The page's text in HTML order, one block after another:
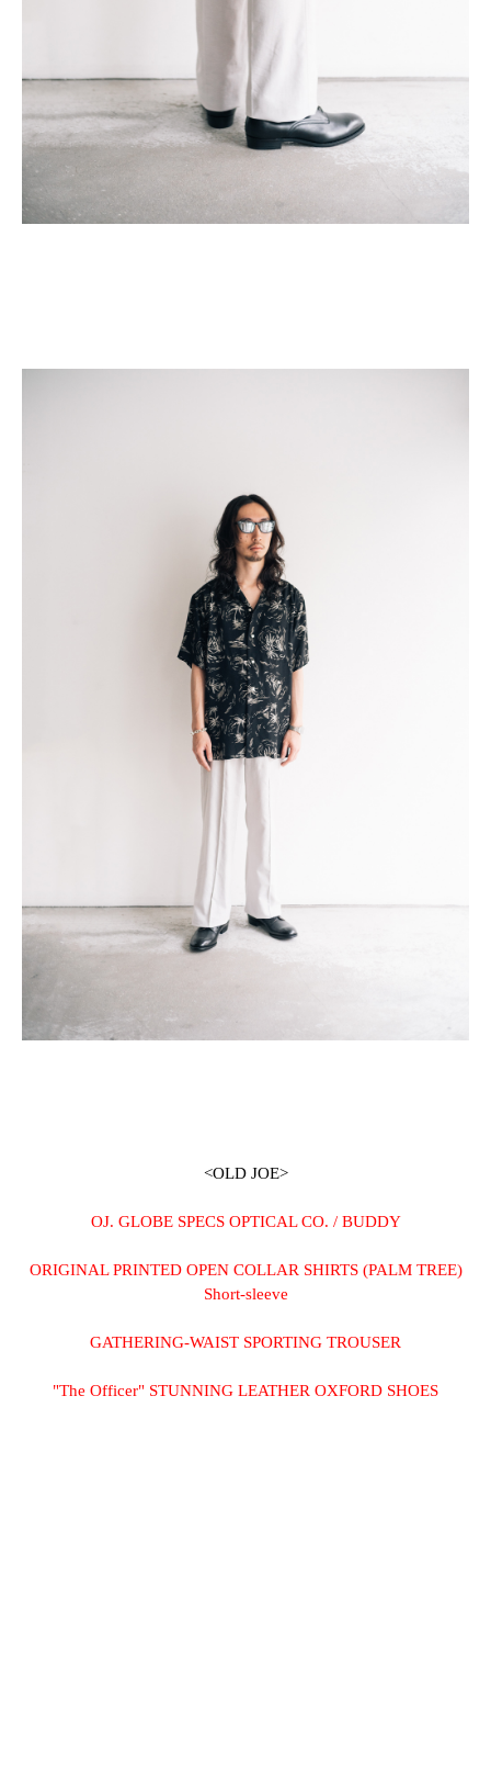
<OLD JOE>
OJ. GLOBE SPECS OPTICAL CO. / BUDDY
ORIGINAL PRINTED OPEN COLLAR SHIRTS (PALM TREE)
Short-sleeve
GATHERING-WAIST SPORTING TROUSER
"The Officer" STUNNING LEATHER OXFORD SHOES